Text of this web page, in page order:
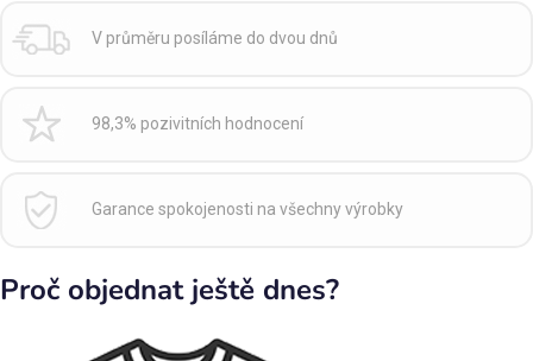
V průměru posíláme do dvou dnů
98,3% pozivitních hodnocení
Garance spokojenosti na všechny výrobky
Proč objednat ještě dnes?